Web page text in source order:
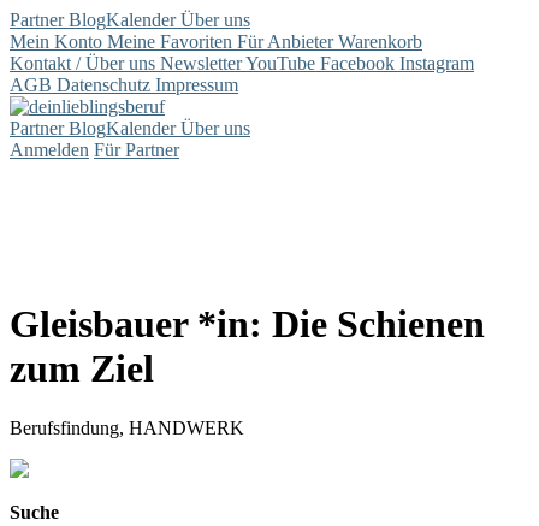
PartnerBlogKalenderÜber uns
Mein Konto Meine Favoriten Für AnbieterWarenkorb
Kontakt / Über uns NewsletterYouTube Facebook Instagram
AGB Datenschutz Impressum
PartnerBlogKalenderÜber uns
Anmelden Für Partner
Gleisbauer *in: Die Schienen
zum Ziel
Berufsfindung, HANDWERK
Suche